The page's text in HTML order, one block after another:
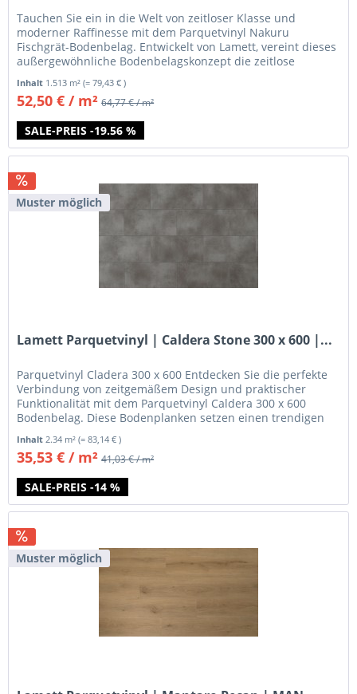
SALE-PREIS -19.56 %
Tauchen Sie ein in die Welt von zeitloser Klasse und
moderner Raffinesse mit dem Parquetvinyl Nakuru
Fischgrät-Bodenbelag. Entwickelt von Lamett, vereint dieses
außergewöhnliche Bodenbelagskonzept die zeitlose
Inhalt 1.513 m²(= 79,43 € )
52,50 € / m² 64,77 € / m²
Muster möglich
SALE-PREIS -14 %
Lamett Parquetvinyl | Caldera Stone 300 x 600 |...
Parquetvinyl Cladera 300 x 600 Entdecken Sie die perfekte
Verbindung von zeitgemäßem Design und praktischer
Funktionalität mit dem Parquetvinyl Caldera 300 x 600
Bodenbelag. Diese Bodenplanken setzen einen trendigen
Inhalt 2.34 m²(= 83,14 € )
35,53 € / m² 41,03 € / m²
Muster möglich